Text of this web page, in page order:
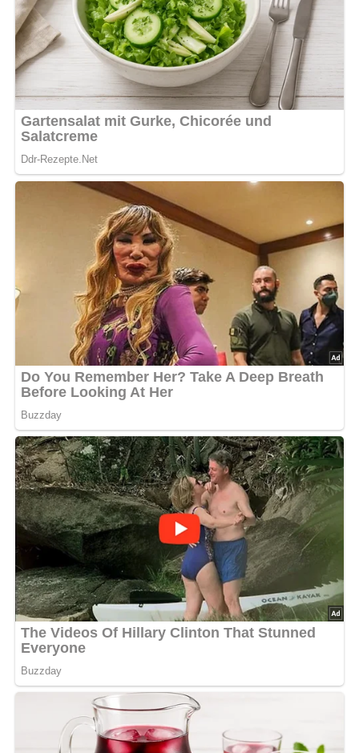
Nach: Aus der Schale geplaudert, Verlag für die Frau Leipzig, Berlin, DDR 1983
Jetzt Sterne vergeben – Rezept
bewerten
4.8/5 (22 Bewertung)